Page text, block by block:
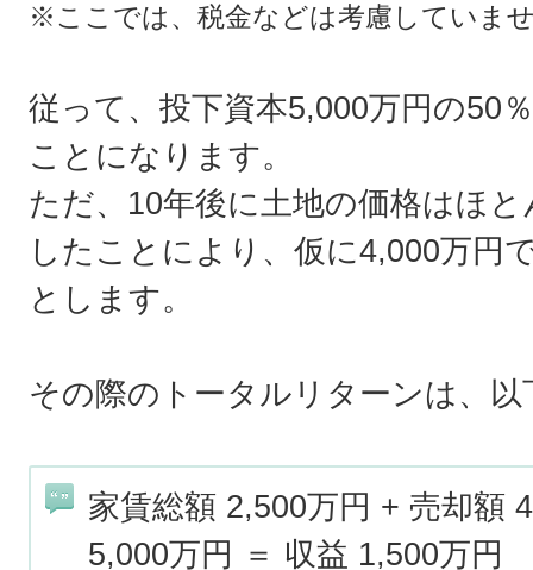
※ここでは、税金などは考慮していま
従って、投下資本5,000万円の50
ことになります。
ただ、10年後に土地の価格はほ
したことにより、仮に4,000万円
とします。
その際のトータルリターンは、
家賃総額 2,500万円 + 売却額
5,000万円 ＝ 収益 1,500万円